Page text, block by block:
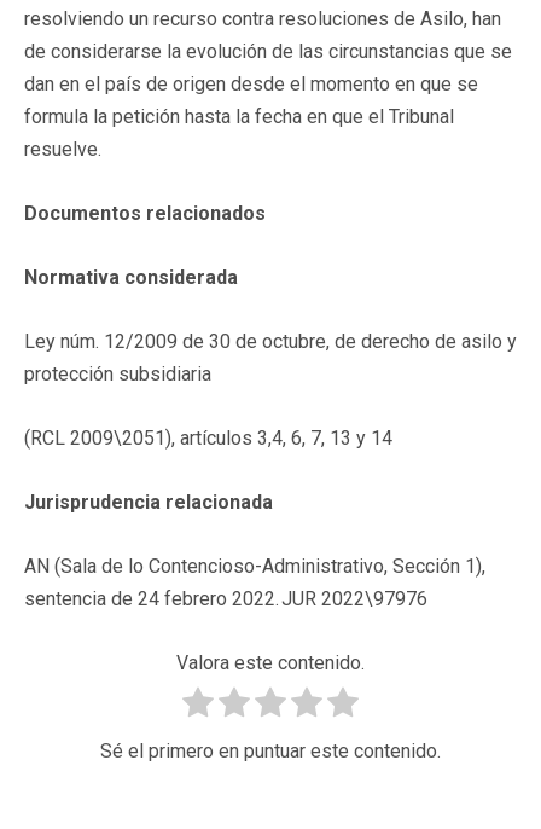
resolviendo un recurso contra resoluciones de Asilo, han
de considerarse la evolución de las circunstancias que se
dan en el país de origen desde el momento en que se
formula la petición hasta la fecha en que el Tribunal
resuelve.
Documentos relacionados
Normativa considerada
Ley núm. 12/2009 de 30 de octubre, de derecho de asilo y
protección subsidiaria
(RCL 2009\2051), artículos 3,4, 6, 7, 13 y 14
Jurisprudencia relacionada
AN (Sala de lo Contencioso-Administrativo, Sección 1),
sentencia de 24 febrero 2022.JUR 2022\97976
Valora este contenido.
Sé el primero en puntuar este contenido.